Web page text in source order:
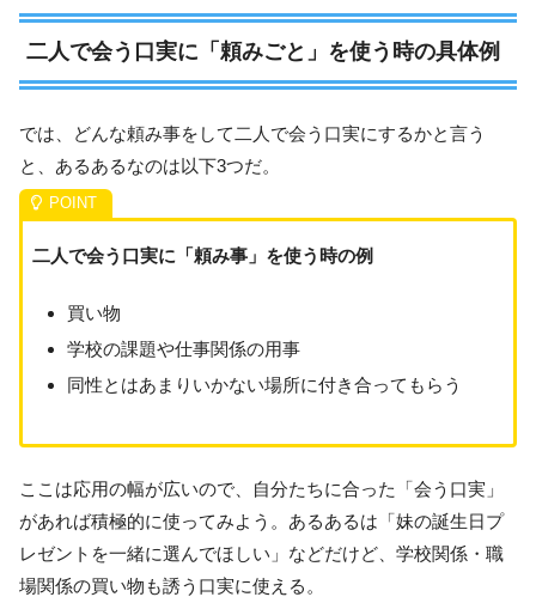
二人で会う口実に「頼みごと」を使う時の具体例
では、どんな頼み事をして二人で会う口実にするかと言う
と、あるあるなのは以下3つだ。
二人で会う口実に「頼み事」を使う時の例
買い物
学校の課題や仕事関係の用事
同性とはあまりいかない場所に付き合ってもらう
ここは応用の幅が広いので、自分たちに合った「会う口実」
があれば積極的に使ってみよう。あるあるは「妹の誕生日プ
レゼントを一緒に選んでほしい」などだけど、学校関係・職
場関係の買い物も誘う口実に使える。